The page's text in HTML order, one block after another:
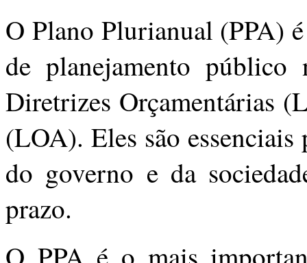
O Plano Plurianual (PPA)
de planejamento
Diretrizes Orçamentárias
(LOA). Eles são essenciais
do governo e da
prazo.